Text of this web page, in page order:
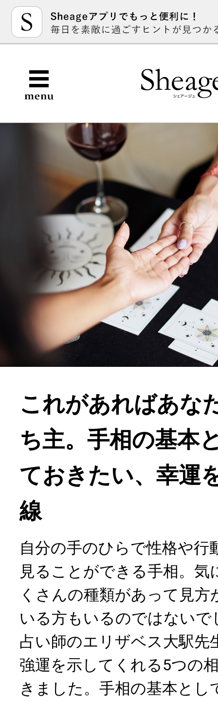
これがあればあな
ち主。手相の基本
ておきたい、幸運
線
自分の手のひらで性格や行
見ることができる手相。気
くさんの種類があって見
いる方もいるのではないで
占い師のエリザベス大駅先
強運を示してくれる5つの
きました。手相の基本とし